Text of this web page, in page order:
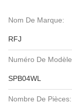
Nom De Marque:
RFJ
Numéro De
SPB04WL
Nombre De Pièces: